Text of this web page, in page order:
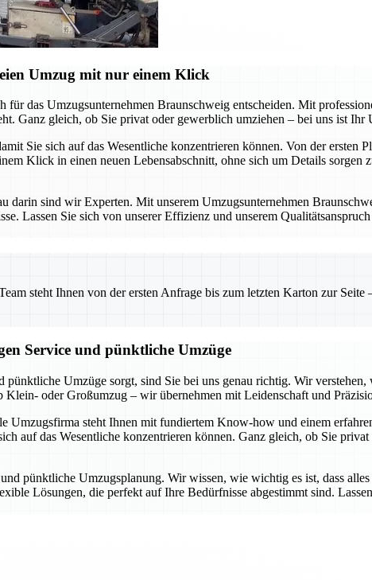
Umzug mit nur einem Klick
das Umzugsunternehmen Braunschweig entscheiden. Mit
Ganz gleich, ob Sie privat oder gewerblich umziehen – bei uns ist Ihr
Sie sich auf das Wesentliche konzentrieren können. Von der ersten
Klick in einen neuen Lebensabschnitt, ohne sich um Details sorgen
sind wir Experten. Mit unserem Umzugsunternehmen
Lassen Sie sich von unserer Effizienz und unserem
steht Ihnen von der ersten Anfrage bis zum letzten Karton zur
Service und pünktliche Umzüge
Umzüge sorgt, sind Sie bei uns genau richtig. Wir
Klein- oder Großumzug – wir übernehmen mit Leidenschaft und
steht Ihnen mit fundiertem Know-how und einem
auf das Wesentliche konzentrieren können. Ganz gleich, ob Sie
pünktliche Umzugsplanung. Wir wissen, wie wichtig es ist, dass
Lösungen, die perfekt auf Ihre Bedürfnisse abgestimmt sind.